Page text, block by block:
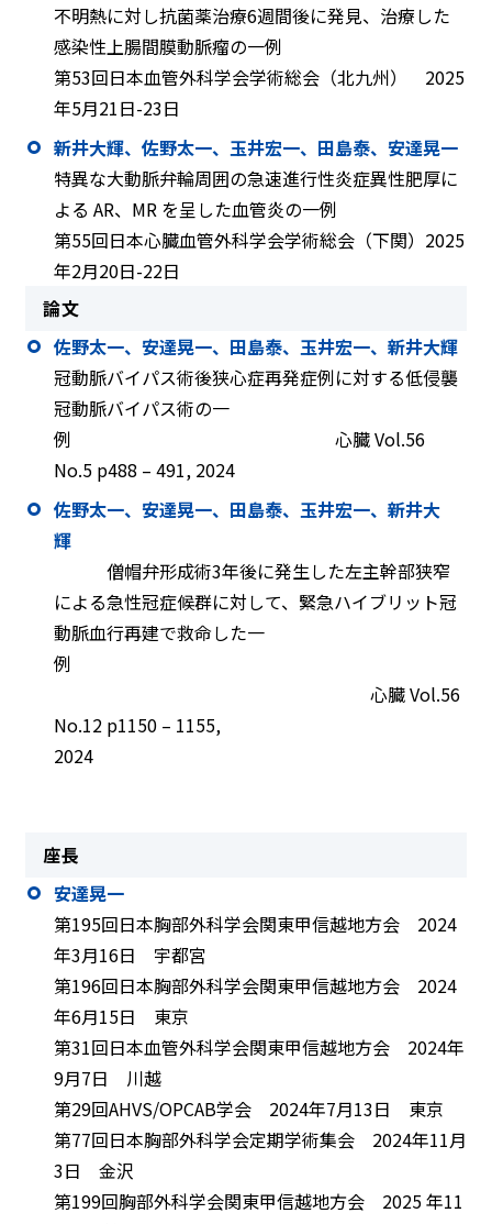
不明熱に対し抗菌薬治療6週間後に発見、治療した
感染性上腸間膜動脈瘤の一例
第53回日本血管外科学会学術総会（北九州） 2025
年5月21日-23日
新井大輝、佐野太一、玉井宏一、田島泰、安達晃一
特異な大動脈弁輪周囲の急速進行性炎症異性肥厚に
よる AR、MR を呈した血管炎の一例
第55回日本心臓血管外科学会学術総会（下関）2025
年2月20日-22日
論文
佐野太一、安達晃一、田島泰、玉井宏一、新井大輝
冠動脈バイパス術後狭心症再発症例に対する低侵襲
冠動脈バイパス術の一
例 心臓 Vol.56
No.5 p488 – 491, 2024
佐野太一、安達晃一、田島泰、玉井宏一、新井大
輝
僧帽弁形成術3年後に発生した左主幹部狭窄
による急性冠症候群に対して、緊急ハイブリット冠
動脈血行再建で救命した一
例
心臓 Vol.56
No.12 p1150 – 1155,
2024
座長
安達晃一
第195回日本胸部外科学会関東甲信越地方会 2024
年3月16日 宇都宮
第196回日本胸部外科学会関東甲信越地方会 2024
年6月15日 東京
第31回日本血管外科学会関東甲信越地方会 2024年
9月7日 川越
第29回AHVS/OPCAB学会 2024年7月13日 東京
第77回日本胸部外科学会定期学術集会 2024年11月
3日 金沢
第199回胸部外科学会関東甲信越地方会 2025 年11